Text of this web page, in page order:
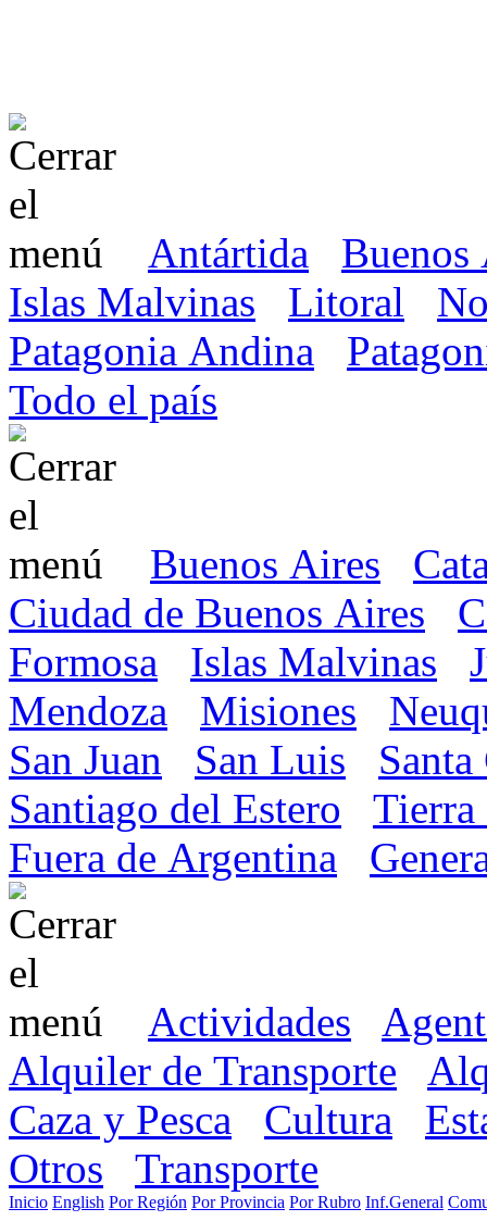
Antártida
Buenos
Islas Malvinas
Litoral
Patagonia Andina
Todo el país
Buenos Aires
Ciudad de Buenos Aires
Formosa
Islas Malvinas
Mendoza
Misiones
San Juan
San Luis
Santiago del Estero
Tierra
Fuera de Argentina
Actividades
Alquiler de Transporte
Caza y Pesca
Cultura
Otros
Transporte
Inicio English Por Región Por Provincia Por Rubro Inf.General